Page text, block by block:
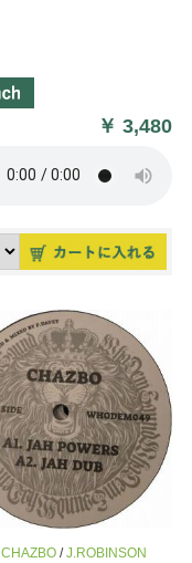
￥3,480
CHAZBO/J.ROBINSON